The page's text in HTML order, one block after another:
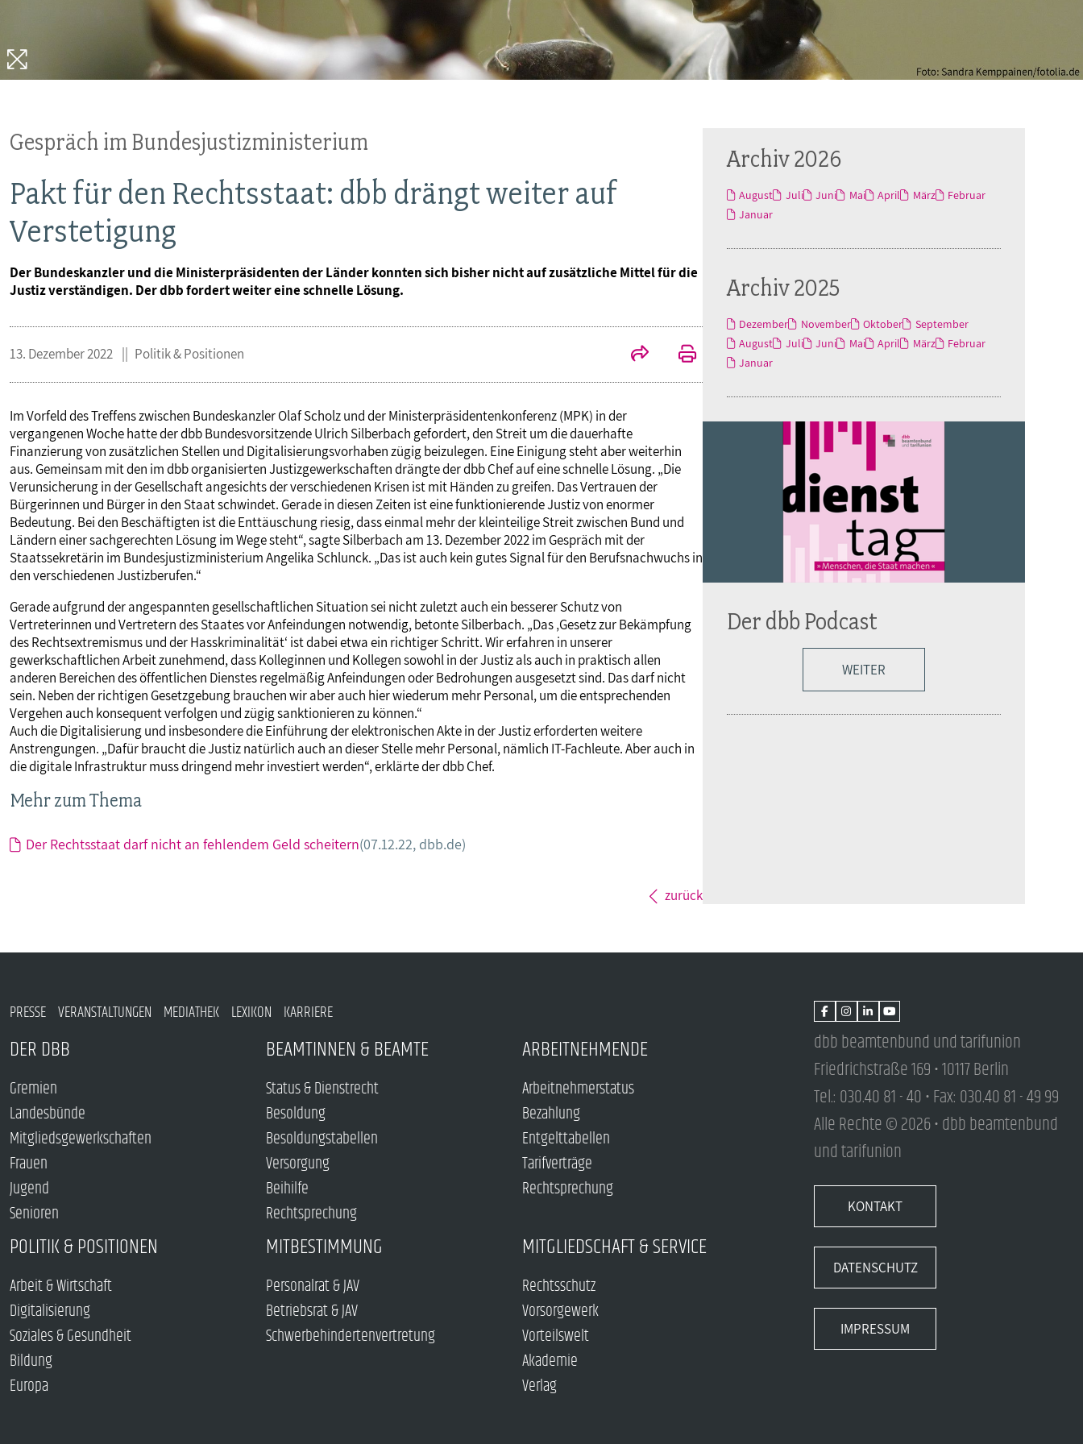
Frauen
Jugend
Versorgung
Beihilfe
Tarifverträge
Rechtsprechung
Bildung
Europa
MITGLIEDSCHAFT & SERVICE
Akademie
Verlag
Gespräch im Bundesjustizministerium
Pakt für den Rechtsstaat: dbb drängt weiter auf
Verstetigung
Der Bundeskanzler und die Ministerpräsidenten der Länder konnten sich bisher nicht auf zusätzliche Mittel für die
Justiz verständigen. Der dbb fordert weiter eine schnelle Lösung.
13. Dezember 2022 Politik & Positionen
Im Vorfeld des Treffens zwischen Bundeskanzler Olaf Scholz und der Ministerpräsidentenkonferenz (MPK) in der
vergangenen Woche hatte der dbb Bundesvorsitzende Ulrich Silberbach gefordert, den Streit um die dauerhafte
Finanzierung von zusätzlichen Stellen und Digitalisierungsvorhaben zügig beizulegen. Eine Einigung steht aber weiterhin
aus. Gemeinsam mit den im dbb organisierten Justizgewerkschaften drängte der dbb Chef auf eine schnelle Lösung. „Die
Verunsicherung in der Gesellschaft angesichts der verschiedenen Krisen ist mit Händen zu greifen. Das Vertrauen der
Bürgerinnen und Bürger in den Staat schwindet. Gerade in diesen Zeiten ist eine funktionierende Justiz von enormer
Bedeutung. Bei den Beschäftigten ist die Enttäuschung riesig, dass einmal mehr der kleinteilige Streit zwischen Bund und
Ländern einer sachgerechten Lösung im Wege steht“, sagte Silberbach am 13. Dezember 2022 im Gespräch mit der
Staatssekretärin im Bundesjustizministerium Angelika Schlunck. „Das ist auch kein gutes Signal für den Berufsnachwuchs in
den verschiedenen Justizberufen.“
Gerade aufgrund der angespannten gesellschaftlichen Situation sei nicht zuletzt auch ein besserer Schutz von
Vertreterinnen und Vertretern des Staates vor Anfeindungen notwendig, betonte Silberbach. „Das ‚Gesetz zur Bekämpfung
des Rechtsextremismus und der Hasskriminalität‘ ist dabei etwa ein richtiger Schritt. Wir erfahren in unserer
gewerkschaftlichen Arbeit zunehmend, dass Kolleginnen und Kollegen sowohl in der Justiz als auch in praktisch allen
anderen Bereichen des öffentlichen Dienstes regelmäßig Anfeindungen oder Bedrohungen ausgesetzt sind. Das darf nicht
sein. Neben der richtigen Gesetzgebung brauchen wir aber auch hier wiederum mehr Personal, um die entsprechenden
Vergehen auch konsequent verfolgen und zügig sanktionieren zu können.“
Auch die Digitalisierung und insbesondere die Einführung der elektronischen Akte in der Justiz erforderten weitere
Anstrengungen. „Dafür braucht die Justiz natürlich auch an dieser Stelle mehr Personal, nämlich IT-Fachleute. Aber auch in
die digitale Infrastruktur muss dringend mehr investiert werden“, erklärte der dbb Chef.
Mehr zum Thema
Der Rechtsstaat darf nicht an fehlendem Geld scheitern(07.12.22, dbb.de)
zurück
Archiv 2026
August Juli Juni Mai April März
Februar
Januar
Archiv 2025
Dezember November Oktober
September
August
Juli Juni Mai April März
Februar
Januar
Der dbb Podcast
WEITER
PRESSE VERANSTALTUNGEN MEDIATHEK LEXIKON KARRIERE
DER DBB
Gremien
Landesbünde
Mitgliedsgewerkschaften
Frauen
Jugend
Senioren
BEAMTINNEN & BEAMTE
Status & Dienstrecht
Besoldung
Besoldungstabellen
Versorgung
Beihilfe
Rechtsprechung
ARBEITNEHMENDE
Arbeitnehmerstatus
Bezahlung
Entgelttabellen
Tarifverträge
Rechtsprechung
POLITIK & POSITIONEN
Arbeit & Wirtschaft
Digitalisierung
Soziales & Gesundheit
Bildung
Europa
MITBESTIMMUNG
Personalrat & JAV
Betriebsrat & JAV
Schwerbehindertenvertretung
MITGLIEDSCHAFT & SERVICE
Rechtsschutz
Vorsorgewerk
Vorteilswelt
Akademie
Verlag
dbb beamtenbund und tarifunion
Friedrichstraße 169 • 10117 Berlin
Tel.: 030.40 81 - 40 • Fax: 030.40 81 - 49 99
Alle Rechte © 2026 • dbb beamtenbund
und tarifunion
KONTAKT
DATENSCHUTZ
IMPRESSUM